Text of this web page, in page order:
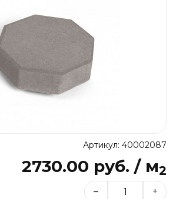
Артикул: 40002087
2730.00 руб. / м2
– +